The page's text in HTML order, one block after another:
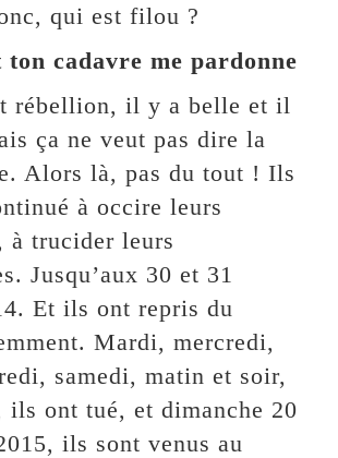
qui est filou ?
ton cadavre me pardonne
rébellion, il y a belle et il
ça ne veut pas dire la
Alors là, pas du tout ! Ils
à occire leurs
à trucider leurs
Jusqu’aux 30 et 31
Et ils ont repris du
Mardi, mercredi,
samedi, matin et soir,
ont tué, et dimanche 20
ils sont venus au